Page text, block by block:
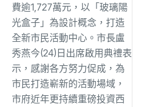
費逾1,727萬元，以「玻璃陽
光盒子」為設計概念，打造
全新市民活動中心。市長盧
秀燕今(24)日出席啟用典禮表
示，感謝各方努力促成，為
市民打造嶄新的活動場域，
市府近年更持續重磅投資西